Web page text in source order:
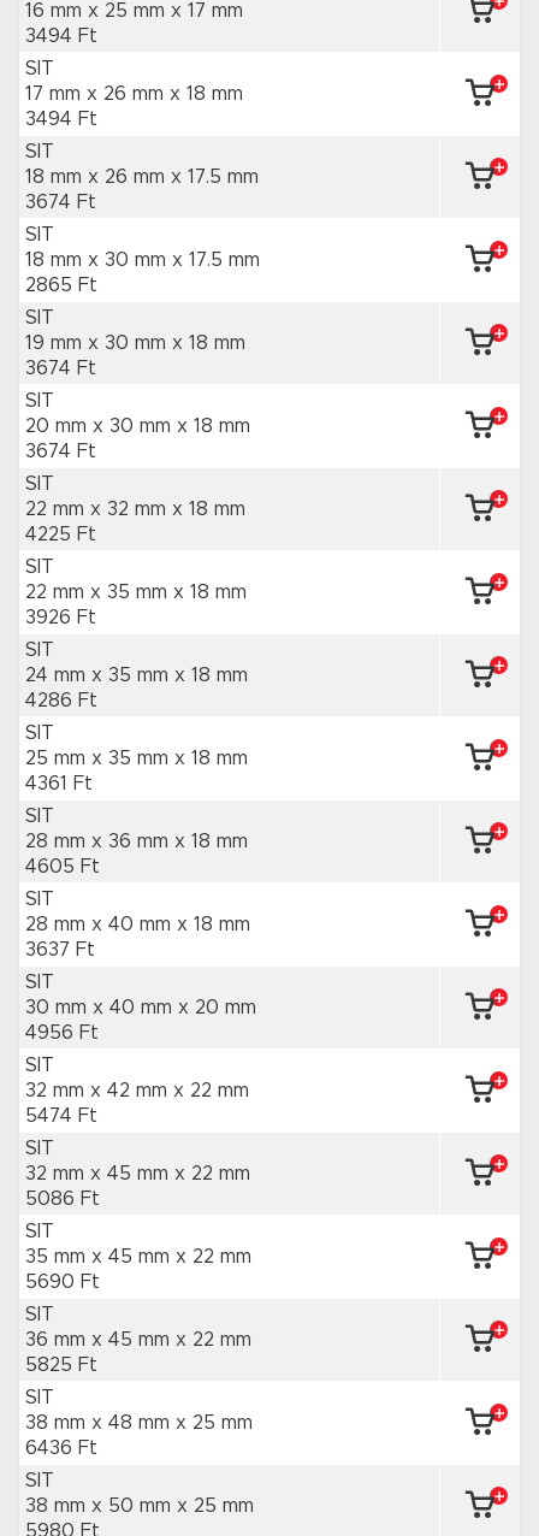
16 mm x 25 mm x 17 mm
3494 Ft
SIT
17 mm x 26 mm x 18 mm
3494 Ft
SIT
18 mm x 26 mm x 17.5 mm
3674 Ft
SIT
18 mm x 30 mm x 17.5 mm
2865 Ft
SIT
19 mm x 30 mm x 18 mm
3674 Ft
SIT
20 mm x 30 mm x 18 mm
3674 Ft
SIT
22 mm x 32 mm x 18 mm
4225 Ft
SIT
22 mm x 35 mm x 18 mm
3926 Ft
SIT
24 mm x 35 mm x 18 mm
4286 Ft
SIT
25 mm x 35 mm x 18 mm
4361 Ft
SIT
28 mm x 36 mm x 18 mm
4605 Ft
SIT
28 mm x 40 mm x 18 mm
3637 Ft
SIT
30 mm x 40 mm x 20 mm
4956 Ft
SIT
32 mm x 42 mm x 22 mm
5474 Ft
SIT
32 mm x 45 mm x 22 mm
5086 Ft
SIT
35 mm x 45 mm x 22 mm
5690 Ft
SIT
36 mm x 45 mm x 22 mm
5825 Ft
SIT
38 mm x 48 mm x 25 mm
6436 Ft
SIT
38 mm x 50 mm x 25 mm
5980 Ft